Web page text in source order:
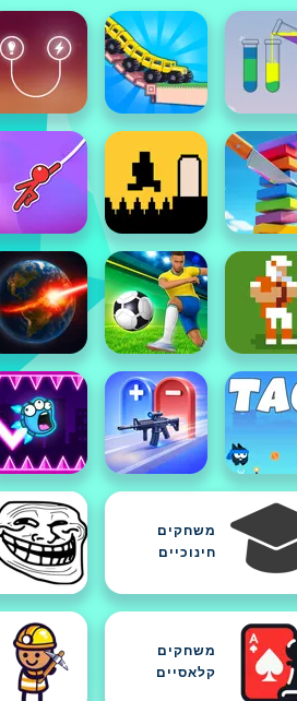
משחקים
חינוכיים
משחקים
קלאסיים